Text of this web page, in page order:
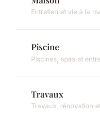
Entretien et vie à la
Piscine
Piscines, spas et
Travaux
Travaux, rénovation